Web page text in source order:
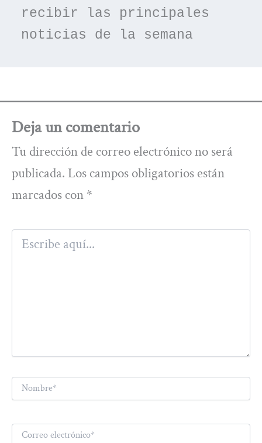
recibir las principales
noticias de la semana
Deja un comentario
Tu dirección de correo electrónico no será
publicada. Los campos obligatorios están
marcados con *
Escribe
aquí...
Nombre*
Correo
electrónico*